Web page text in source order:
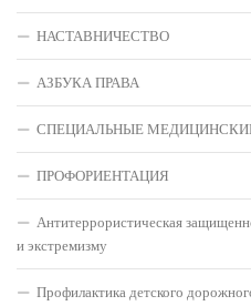
НАСТАВНИЧЕСТВО
АЗБУКА ПРАВА
СПЕЦИАЛЬНЫЕ
ПРОФОРИЕНТАЦИЯ
Антитеррористическая
и экстремизму
Профилактика детского